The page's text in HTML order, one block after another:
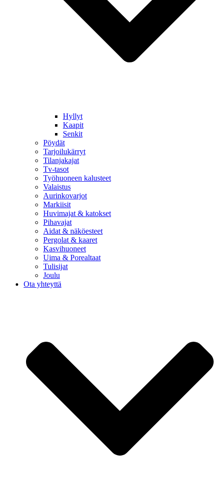
Hyllyt
Kaapit
Senkit
Pöydät
Tarjoilukärryt
Tilanjakajat
Tv-tasot
Työhuoneen kalusteet
Valaistus
Aurinkovarjot
Markiisit
Huvimajat & katokset
Pihavajat
Aidat & näköesteet
Pergolat & kaaret
Kasvihuoneet
Uima & Porealtaat
Tulisijat
Joulu
Ota yhteyttä